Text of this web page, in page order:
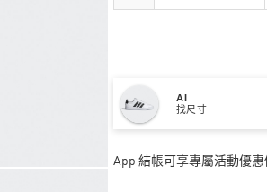
AI
找尺寸
App 結帳可享專屬活動優惠